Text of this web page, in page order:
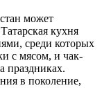
может
кухня
среди которых
с мясом, и чак-
праздниках.
в поколение,